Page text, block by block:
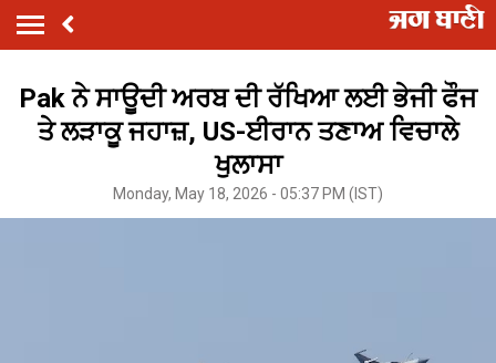
Pak ਨੇ ਸਾਊਦੀ ਅਰਬ ਦੀ ਰੱਖਿਆ ਲਈ ਭੇਜੀ ਫੌਜ
ਤੇ ਲੜਾਕੂ ਜਹਾਜ਼, US-ਈਰਾਨ ਤਣਾਅ ਵਿਚਾਲੇ
ਖੁਲਾਸਾ
Monday, May 18, 2026 - 05:37 PM (IST)